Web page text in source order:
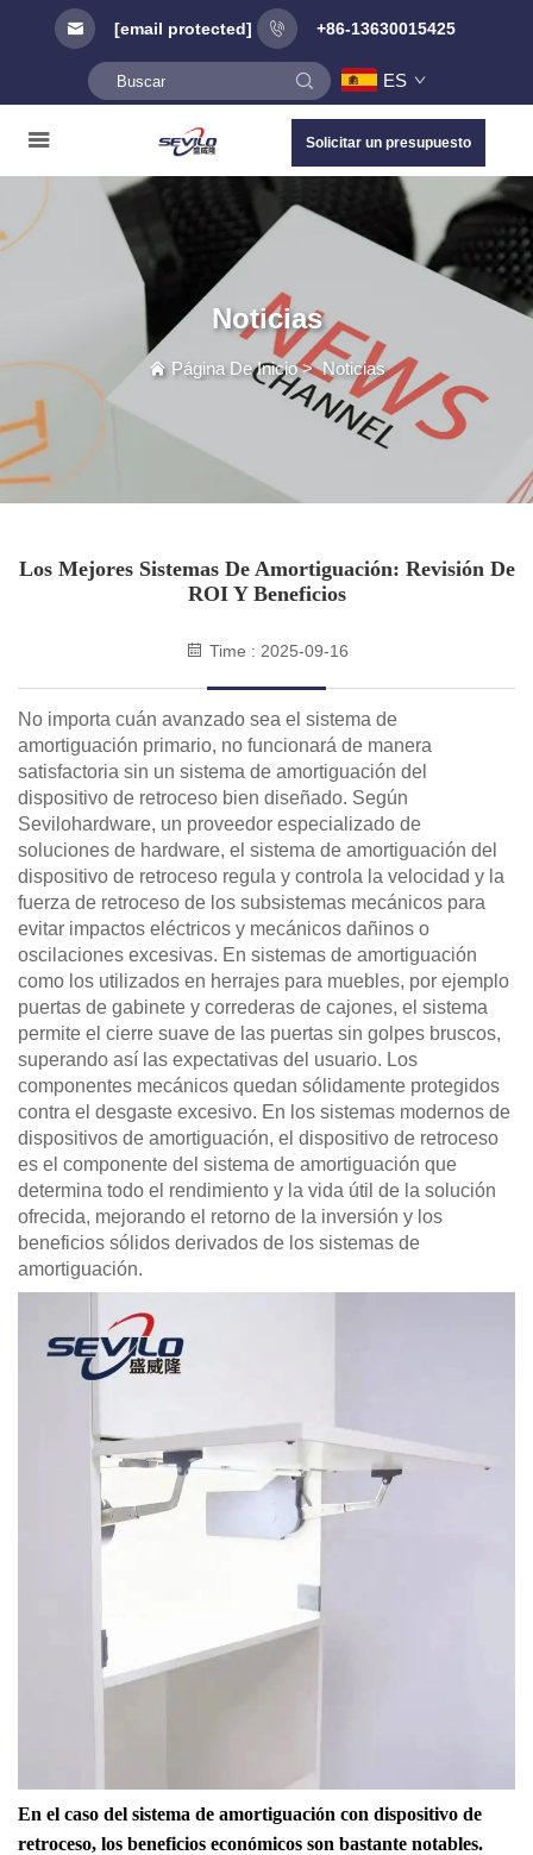
[email protected] +86-13630015425
ES
Solicitar un presupuesto
Noticias
Página De Inicio>Noticias
Los Mejores Sistemas De Amortiguación: Revisión De
ROI Y Beneficios
Time : 2025-09-16
No importa cuán avanzado sea el sistema de
amortiguación primario, no funcionará de manera
satisfactoria sin un sistema de amortiguación del
dispositivo de retroceso bien diseñado. Según
Sevilohardware, un proveedor especializado de
soluciones de hardware, el sistema de amortiguación del
dispositivo de retroceso regula y controla la velocidad y la
fuerza de retroceso de los subsistemas mecánicos para
evitar impactos eléctricos y mecánicos dañinos o
oscilaciones excesivas. En sistemas de amortiguación
como los utilizados en herrajes para muebles, por ejemplo
puertas de gabinete y correderas de cajones, el sistema
permite el cierre suave de las puertas sin golpes bruscos,
superando así las expectativas del usuario. Los
componentes mecánicos quedan sólidamente protegidos
contra el desgaste excesivo. En los sistemas modernos de
dispositivos de amortiguación, el dispositivo de retroceso
es el componente del sistema de amortiguación que
determina todo el rendimiento y la vida útil de la solución
ofrecida, mejorando el retorno de la inversión y los
beneficios sólidos derivados de los sistemas de
amortiguación.
En el caso del sistema de amortiguación con dispositivo de
retroceso, los beneficios económicos son bastante notables.